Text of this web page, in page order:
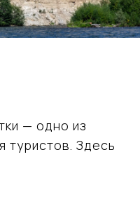
— одно из
туристов. Здесь